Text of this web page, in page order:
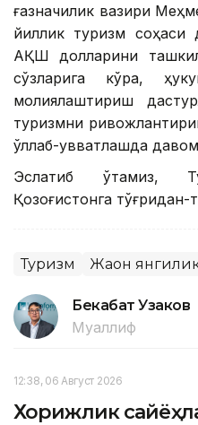
ғазначилик вазири
йиллик туризм
АҚШ долларини
сўзларига кўра,
молиялаштириш
туризмни
қўллаб-қувватлашда
Эслатиб ўтамиз,
Қозоғистонга тўғридан-
Туризм Жаҳон
Бекабат Узаков
Муаллиф
12:38, 06 Август 2026
Хорижлик